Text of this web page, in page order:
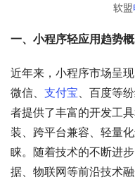
软盟
一、小程序轻应用趋势
近年来，小程序市场呈
微信、 支付宝 、百度等
者提供了丰富的开发工
装、跨平台兼容、轻量
睐。随着技术的不断进
据、物联网等前沿技术